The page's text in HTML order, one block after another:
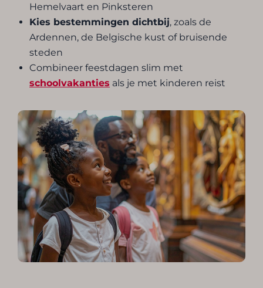
Hemelvaart en Pinksteren
Kies bestemmingen dichtbij, zoals de
Ardennen, de Belgische kust of bruisende
steden
Combineer feestdagen slim met
schoolvakanties als je met kinderen reist